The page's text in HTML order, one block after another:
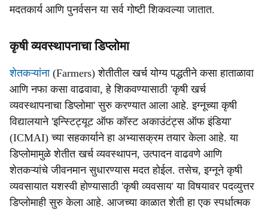
मदतकार्य आणि पुनर्वसन या सर्व गोष्टी शिकवल्या जातात.
कृषी व्यवस्थापनाचा डिप्लोमा
शेतकऱ्यांना(Farmers) शेतीतील खर्च योग्य पद्धतीने कसा हाताळावा
आणि नफा कसा वाढवावा, हे शिकवण्यासाठी 'कृषी खर्च
व्यवस्थापनाचा डिप्लोमा' सुरु करण्यात आला आहे. इग्नूच्या कृषी
विद्यालयाने 'इन्स्टिट्यूट ऑफ कॉस्ट अकाउंटंट्स ऑफ इंडिया'
(ICMAI) च्या सहकार्याने हा अभ्यासक्रम तयार केला आहे. या
डिप्लोमामुळे शेतीत खर्च व्यवस्थापन, उत्पादन वाढवणे आणि
शेतकऱ्यांचे जीवनमान सुधारण्यास मदत होईल. तसेच, इग्नूने कृषी
व्यवसायात यशस्वी होण्यासाठी 'कृषी व्यवसाय' या विषयावर पदव्युत्तर
डिप्लोमाही सुरु केला आहे. आजच्या काळात शेती हा एक स्पर्धात्मक